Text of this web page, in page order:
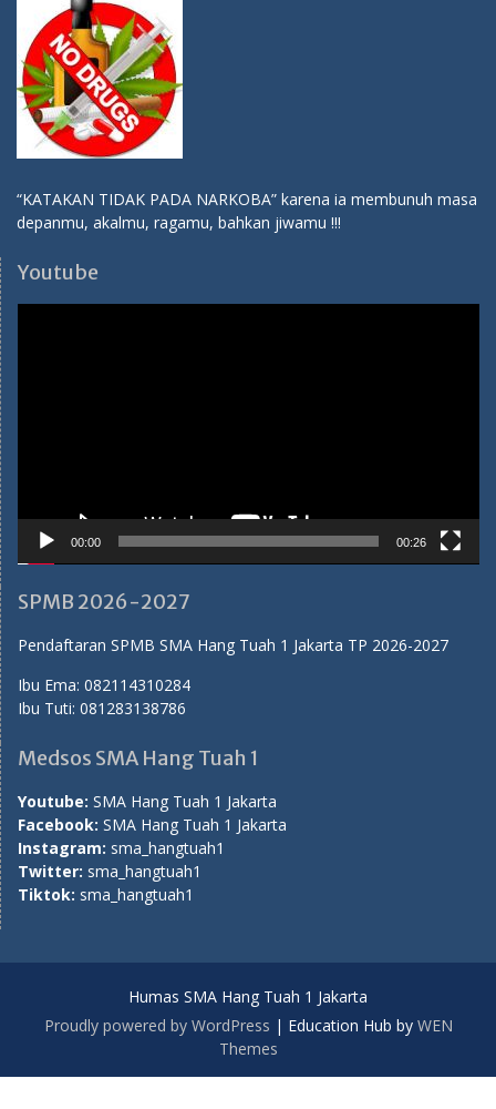
“KATAKAN TIDAK PADA NARKOBA” karena ia membunuh masa
depanmu, akalmu, ragamu, bahkan jiwamu !!!
Youtube
00:00 00:26
SPMB 2026-2027
Pendaftaran SPMB SMA Hang Tuah 1 Jakarta TP 2026-2027
Ibu Ema: 082114310284
Ibu Tuti: 081283138786
Medsos SMA Hang Tuah 1
Youtube: SMA Hang Tuah 1 Jakarta
Facebook: SMA Hang Tuah 1 Jakarta
Instagram: sma_hangtuah1
Twitter: sma_hangtuah1
Tiktok: sma_hangtuah1
Humas SMA Hang Tuah 1 Jakarta
Proudly powered by WordPress | Education Hub by WEN
Themes